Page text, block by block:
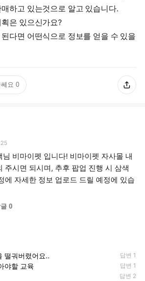
하고 있는것으로 알고 있습니다.
은 있으신가요?
다면 어떤식으로 정보를 얻을 수 있을
쎄요 0
님 비마이펫 입니다! 비마이펫 자사몰 내
주시면 되시며, 추후 팝업 진행 시 삼색
에 자세한 정보 업로드 드릴 예정에 있습
0
떨궈버렸어요.. 답변 1
야할 교육 답변 1
답변 2